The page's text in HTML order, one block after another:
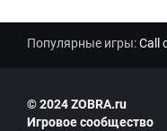
Популярные игры:Call
© 2024 ZOBRA.ru
Игровое сообщество